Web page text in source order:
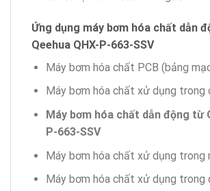
Ứng dụng máy bơm hóa chất dẫn
Qeehua QHX-P-663-SSV
Máy bơm hóa chất PCB (bảng
Máy bơm hóa chất xử dụng trong
Máy bơm hóa chất dẫn động từ
P-663-SSV
Máy bơm hóa chất xử dụng trong
Máy bơm hóa chất xử dụng trong